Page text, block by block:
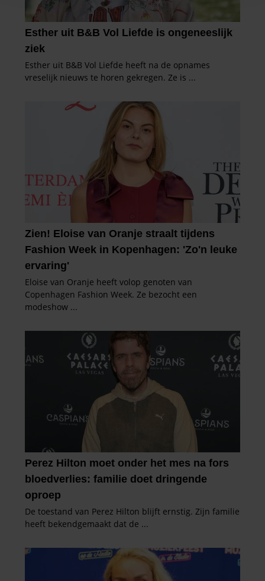
en om ons websiteverkeer te analyseren. Ook delen we
informatie over uw gebruik van onze site met onze
partners voor social media, adverteren en analyse. Deze
partners kunnen deze gegevens combineren met andere
informatie die u aan ze heeft verstrekt of die ze hebben
verzameld op basis van uw gebruik van hun services. U